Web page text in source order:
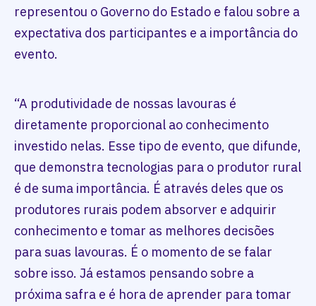
representou o Governo do Estado e falou sobre a
expectativa dos participantes e a importância do
evento.
“A produtividade de nossas lavouras é
diretamente proporcional ao conhecimento
investido nelas. Esse tipo de evento, que difunde,
que demonstra tecnologias para o produtor rural
é de suma importância. É através deles que os
produtores rurais podem absorver e adquirir
conhecimento e tomar as melhores decisões
para suas lavouras. É o momento de se falar
sobre isso. Já estamos pensando sobre a
próxima safra e é hora de aprender para tomar